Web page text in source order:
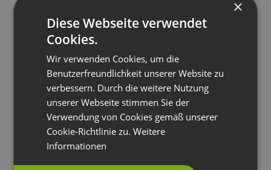
E-Mail*
×
Diese Webseite verwendet
Cookies.
Wir verwenden Cookies, um die
Benutzerfreundlichkeit unserer Website zu
verbessern. Durch die weitere Nutzung
unserer Webseite stimmen Sie der
Verwendung von Cookies gemäß unserer
Cookie-Richtlinie zu.Weitere
Informationen